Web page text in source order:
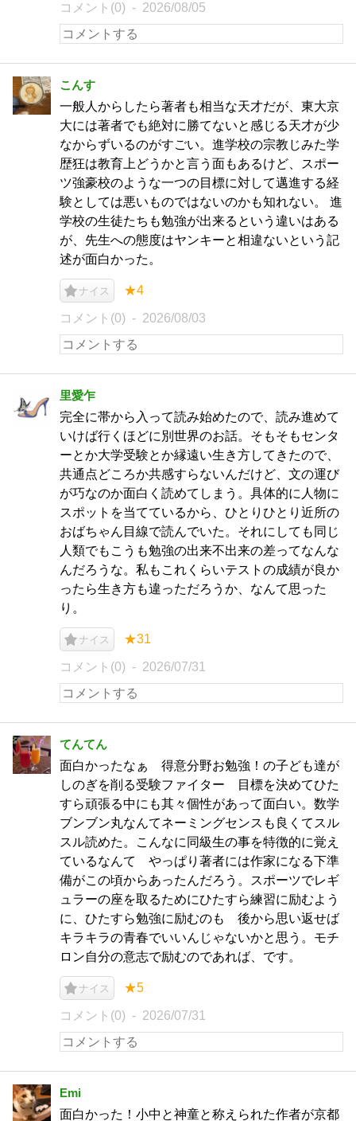
コメント(0) 2026/08/05
こんす
一般人からしたら著者も相当な天才だが、東大京
大には著者でも絶対に勝てないと感じる天才が少
なからずいるのがすごい。進学校の宗教じみた学
歴狂は教育上どうかと言う面もあるけど、スポー
ツ強豪校のような一つの目標に対して邁進する経
験としては悪いものではないのかも知れない。 進
学校の生徒たちも勉強が出来るという違いはある
が、先生への態度はヤンキーと相違ないという記
述が面白かった。
ナイス ★4
コメント(0) 2026/08/03
里愛乍
完全に帯から入って読み始めたので、読み進めて
いけば行くほどに別世界のお話。そもそもセンタ
ーとか大学受験とか縁遠い生き方してきたので、
共通点どころか共感すらないんだけど、文の運び
が巧なのか面白く読めてしまう。具体的に人物に
スポットを当てているから、ひとりひとり近所の
おばちゃん目線で読んでいた。それにしても同じ
人類でもこうも勉強の出来不出来の差ってなんな
んだろうな。私もこれくらいテストの成績が良か
ったら生き方も違っただろうか、なんて思った
り。
ナイス ★31
コメント(0) 2026/07/31
てんてん
面白かったなぁ 得意分野お勉強！の子ども達が
しのぎを削る受験ファイター 目標を決めてひた
すら頑張る中にも其々個性があって面白い。数学
ブンブン丸なんてネーミングセンスも良くてスル
スル読めた。こんなに同級生の事を特徴的に覚え
ているなんて やっぱり著者には作家になる下準
備がこの頃からあったんだろう。スポーツでレギ
ュラーの座を取るためにひたすら練習に励むよう
に、ひたすら勉強に励むのも 後から思い返せば
キラキラの青春でいいんじゃないかと思う。モチ
ロン自分の意志で励むのであれば、です。
ナイス ★5
コメント(0) 2026/07/31
Emi
面白かった！小中と神童と称えられた作者が京都